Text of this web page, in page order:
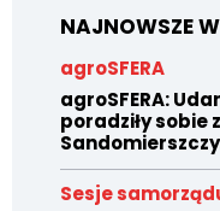
NAJNOWSZE
agroSFERA
agroSFERA:
poradziły sobie
Sesje